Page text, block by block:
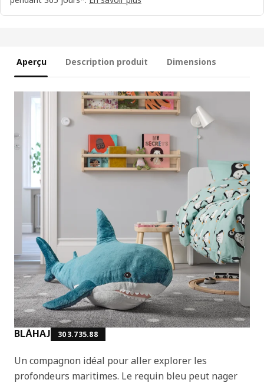
Aperçu Description produit Dimensions
BLÅHAJ 303.735.88
Un compagnon idéal pour aller explorer les
profondeurs maritimes. Le requin bleu peut nager